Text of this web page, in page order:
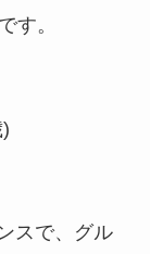
す。
スで、グル